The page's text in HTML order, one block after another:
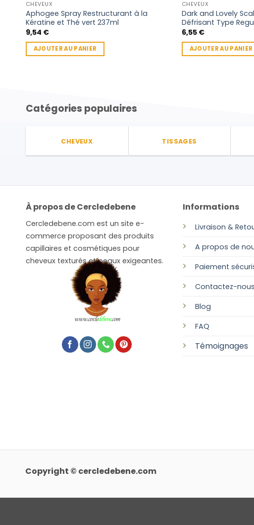
CHEVEUX
Aphogee Spray Restructurant à la
Kératine et Thé vert 237ml
9,54 €
AJOUTER AU PANIER
CHEVEUX
Dark and Lovely
Défrisant Type
6,55 €
AJOUTER AU PANIER
Catégories populaires
CHEVEUX TISSAGES
À propos de Cercledebene
Cercledebene.com est un site e-
commerce proposant des produits
capillaires et cosmétiques pour
cheveux texturés et peaux exigeantes.
Informations
Livraison &
A propos de
Paiement
Contactez-nous
Blog
FAQ
Témoignages
Copyright © cercledebene.com